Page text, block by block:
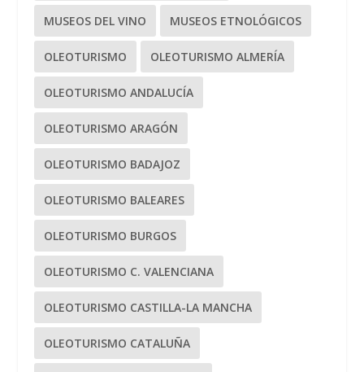
MUSEOS DEL VINO MUSEOS ETNOLÓGICOS
OLEOTURISMO OLEOTURISMO ALMERÍA
OLEOTURISMO ANDALUCÍA
OLEOTURISMO ARAGÓN
OLEOTURISMO BADAJOZ
OLEOTURISMO BALEARES
OLEOTURISMO BURGOS
OLEOTURISMO C. VALENCIANA
OLEOTURISMO CASTILLA-LA MANCHA
OLEOTURISMO CATALUÑA